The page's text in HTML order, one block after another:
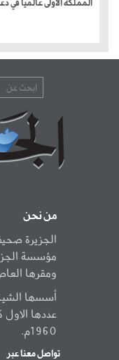
المملكة الأولى عالمياً في
من نحن
الجزيرة
مؤسسة
ومقرها
أسسها
عددها
1960م.
تواصل معنا عبر